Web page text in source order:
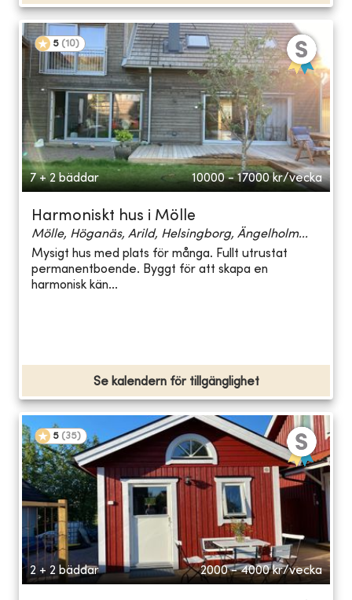
5 (10)
7 + 2 bäddar 10000 - 17000 kr/vecka
Harmoniskt hus i Mölle
Mölle, Höganäs, Arild, Helsingborg, Ängelholm...
Mysigt hus med plats för många. Fullt utrustat
permanentboende. Byggt för att skapa en
harmonisk kän...
Se kalendern för tillgänglighet
5 (35)
2 + 2 bäddar 2000 - 4000 kr/vecka